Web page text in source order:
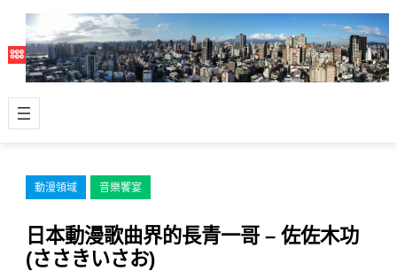
主
容
動漫領域 音樂饗宴
日本動漫歌曲界的長青一哥 – 佐佐木功
(ささきいさお)